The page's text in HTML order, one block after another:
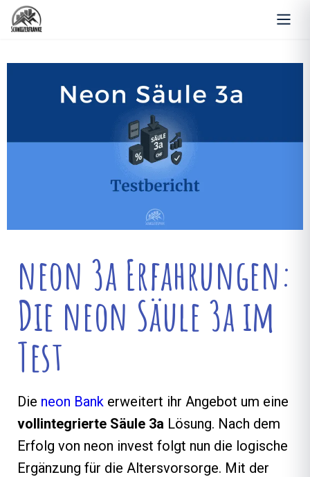
neon 3a Erfahrungen:
Die neon Säule 3a im
Test
Die neon Bank erweitert ihr Angebot um eine
vollintegrierte Säule 3a Lösung. Nach dem
Erfolg von neon invest folgt nun die logische
Ergänzung für die Altersvorsorge. Mit der